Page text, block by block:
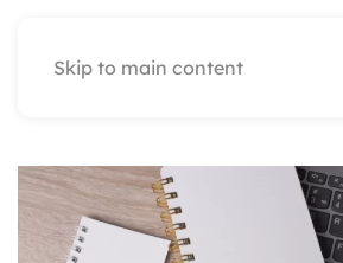
Skip to main content